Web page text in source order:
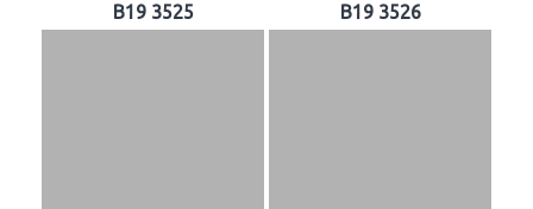
B19 3525 B19 3526